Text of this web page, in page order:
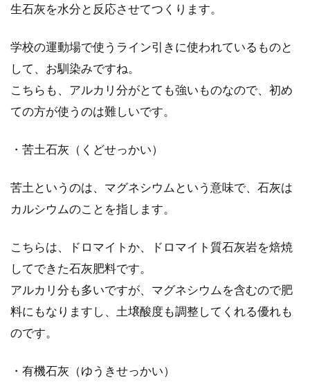
自宅で味噌作りに挑戦！容器や保存
味噌は、日本の食卓には欠かせない食材です。
朝に晩に味噌汁を飲み、料理の調味料、おつま
みに...
さまざまな理由を教えます
栄養など...
意外と知らないエタノールとアルコ
あなたは「アルコール」とは何か知っています
生石灰を水分と反応させてつくります。
学校の運動場で使うライン引きに使われているものと
して、お馴染みですね。
こちらも、アルカリ分がとても強いものなので、初め
ての方が使うのは難しいです。
・苦土石灰（くどせっかい）
苦土というのは、マグネシウムという意味で、石灰は
カルシウムのことを指します。
こちらは、ドロマイトか、ドロマイト質石灰岩を焙焼
してできた石灰肥料です。
アルカリ分も多いですが、マグネシウムを含むので肥
料にもなりますし、土壌酸度も調整してくれる優れも
のです。
・有機石灰（ゆうきせっかい）